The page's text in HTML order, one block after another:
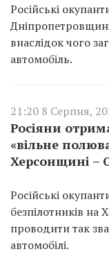
Російські
внаслідок чого
автомобіль.
21:20 8 Серпня,
Росіяни
«вільне
Херсонщині –
Російські
безпілотників на
проводити так
автомобілі.